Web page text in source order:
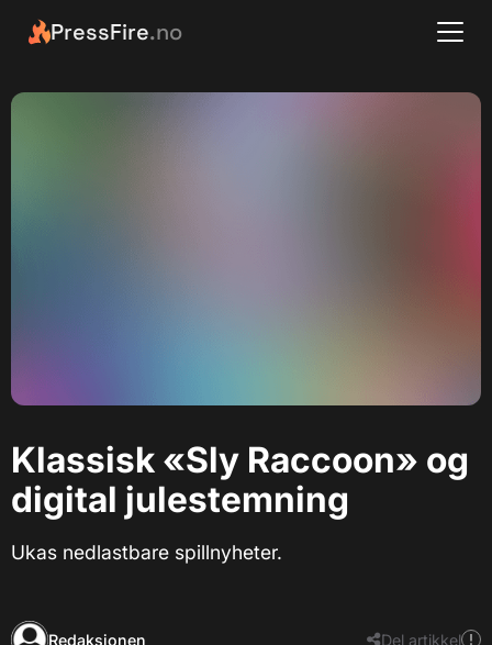
PressFire.no
Klassisk «Sly Raccoon» og
digital julestemning
Ukas nedlastbare spillnyheter.
Redaksjonen Del artikkel